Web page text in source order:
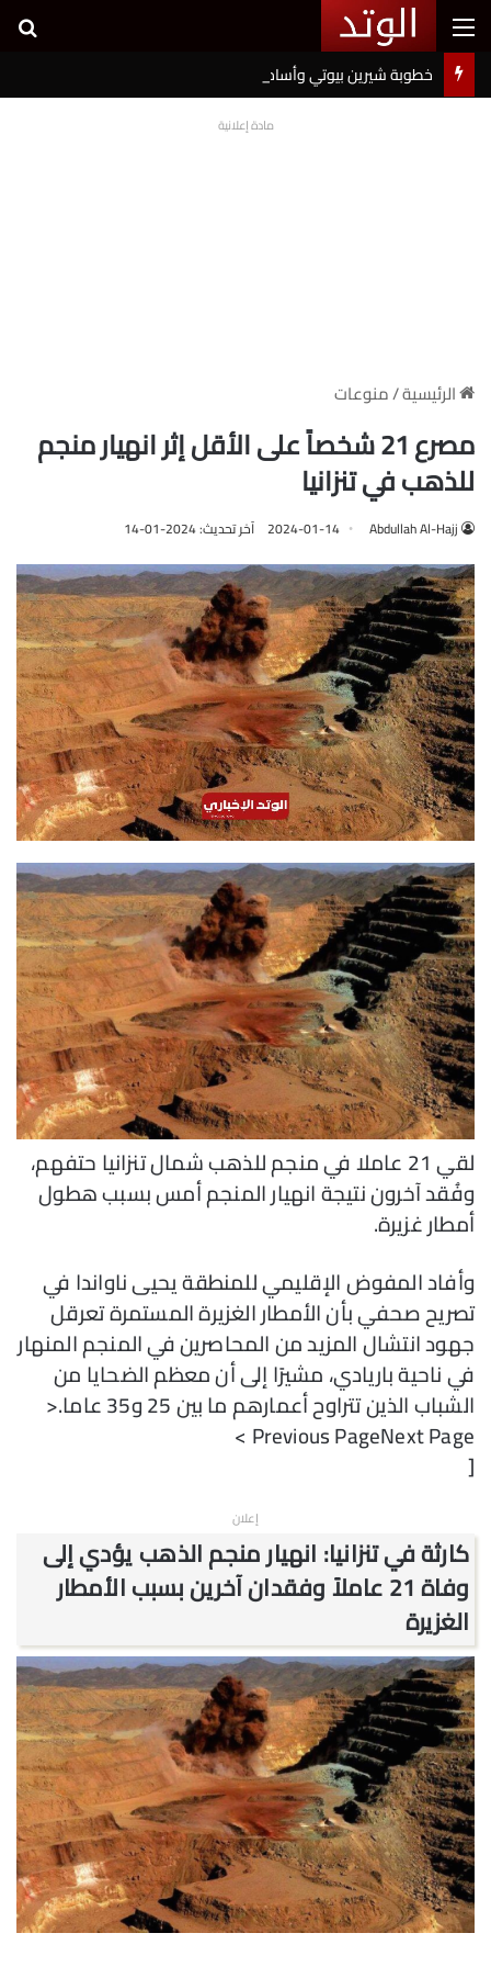
القائمة
مادة إعلانية
الرئيسية/منوعات
مصرع 21 شخصاً على الأقل إثر انهيار منجم
للذهب في تنزانيا
Abdullah Al-Hajj
2024-01-14 آخر تحديث: 2024-01-14
لقي 21 عاملا في منجم للذهب شمال تنزانيا حتفهم،
وفُقد آخرون نتيجة انهيار المنجم أمس بسبب هطول
أمطار غزيرة.
وأفاد المفوض الإقليمي للمنطقة يحيى ناواندا في
تصريح صحفي بأن الأمطار الغزيرة المستمرة تعرقل
جهود انتشال المزيد من المحاصرين في المنجم المنهار
في ناحية باريادي، مشيرًا إلى أن معظم الضحايا من
الشباب الذين تتراوح أعمارهم ما بين 25 و35 عاما.<
Previous PageNext Page >
[
إعلان
كارثة في تنزانيا: انهيار منجم الذهب يؤدي إلى
وفاة 21 عاملاً وفقدان آخرين بسبب الأمطار
الغزيرة